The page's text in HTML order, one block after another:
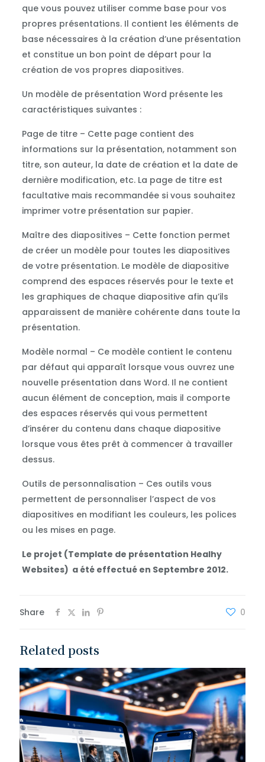
que vous pouvez utiliser comme base pour vos
propres présentations. Il contient les éléments de
base nécessaires à la création d’une présentation
et constitue un bon point de départ pour la
création de vos propres diapositives.
Un modèle de présentation Word présente les
caractéristiques suivantes :
Page de titre – Cette page contient des
informations sur la présentation, notamment son
titre, son auteur, la date de création et la date de
dernière modification, etc. La page de titre est
facultative mais recommandée si vous souhaitez
imprimer votre présentation sur papier.
Maître des diapositives – Cette fonction permet
de créer un modèle pour toutes les diapositives
de votre présentation. Le modèle de diapositive
comprend des espaces réservés pour le texte et
les graphiques de chaque diapositive afin qu’ils
apparaissent de manière cohérente dans toute la
présentation.
Modèle normal – Ce modèle contient le contenu
par défaut qui apparaît lorsque vous ouvrez une
nouvelle présentation dans Word. Il ne contient
aucun élément de conception, mais il comporte
des espaces réservés qui vous permettent
d’insérer du contenu dans chaque diapositive
lorsque vous êtes prêt à commencer à travailler
dessus.
Outils de personnalisation – Ces outils vous
permettent de personnaliser l’aspect de vos
diapositives en modifiant les couleurs, les polices
ou les mises en page.
Le projet (Template de présentation Healhy
Websites) a été effectué en Septembre 2012.
Share 0
Related posts